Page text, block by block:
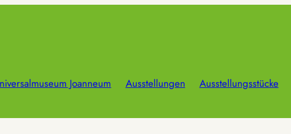
Joanneum Ausstellungen Ausstellungsstücke